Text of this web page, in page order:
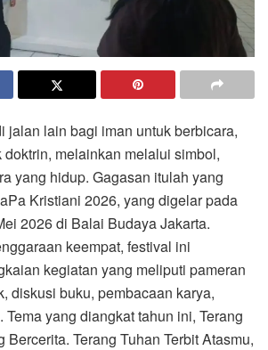
jalan lain bagi iman untuk berbicara,
melainkan melalui simbol,
yang hidup. Gagasan itulah yang
Kristiani 2026, yang digelar pada
2026 di Balai Budaya Jakarta.
keempat, festival ini
kegiatan yang meliputi pameran
diskusi buku, pembacaan karya,
Tema yang diangkat tahun ini, Terang
Bercerita. Terang Tuhan Terbit Atasmu,